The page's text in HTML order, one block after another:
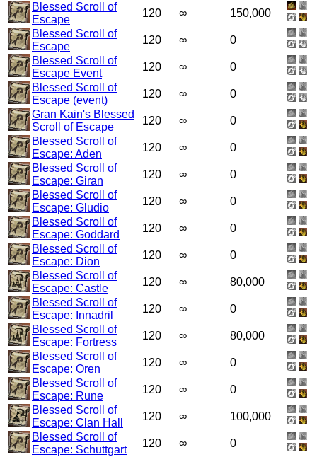
Blessed Scroll of
Escape
120 ∞
150,000
Blessed Scroll of
Escape
120 ∞
0
Blessed Scroll of
Escape Event
120 ∞
0
Blessed Scroll of
Escape (event)
120 ∞
0
Gran Kain's Blessed
Scroll of Escape
120 ∞
0
Blessed Scroll of
Escape: Aden
120 ∞
0
Blessed Scroll of
Escape: Giran
120 ∞
0
Blessed Scroll of
Escape: Gludio
120 ∞
0
Blessed Scroll of
Escape: Goddard
120 ∞
0
Blessed Scroll of
Escape: Dion
120 ∞
0
Blessed Scroll of
Escape: Castle
120 ∞
80,000
Blessed Scroll of
Escape: Innadril
120 ∞
0
Blessed Scroll of
Escape: Fortress
120 ∞
80,000
Blessed Scroll of
Escape: Oren
120 ∞
0
Blessed Scroll of
Escape: Rune
120 ∞
0
Blessed Scroll of
Escape: Clan Hall
120 ∞
100,000
Blessed Scroll of
Escape: Schuttgart
120 ∞
0